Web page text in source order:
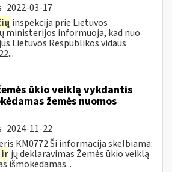
2022-03-17
inspekcija prie Lietuvos
ministerijos informuoja, kad nuo
Lietuvos Respublikos vidaus
ūkio veiklą vykdantis
žemės nuomos
2024-11-22
KM0772 Ši informacija skelbiama:
ir jų deklaravimas Žemės ūkio veiklą
išmokėdamas...